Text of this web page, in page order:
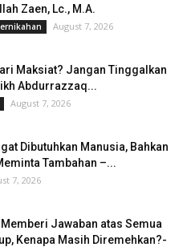
Zaen, Lc., M.A.
August 7, 2026
Maksiat? Jangan Tinggalkan
Abdurrazzaq...
August 7, 2026
Dibutuhkan Manusia, Bahkan
Tambahan –...
7, 2026
Memberi Jawaban atas Semua
Kenapa Masih Diremehkan?-